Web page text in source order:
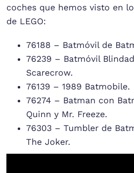
coches que hemos visto en
de LEGO:
76188 – Batmóvil de
76239 – Batmóvil
Scarecrow.
76139 – 1989 Batmobile.
76274 – Batman con
Quinn y Mr. Freeze.
76303 – Tumbler de
The Joker.